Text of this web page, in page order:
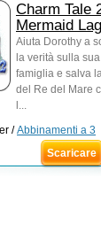
Charm Tale
Mermaid
Aiuta Dorothy a
la verità sulla sua
famiglia e salva
del Re del Mare
l...
/Abbinamenti a 3
Scaricare